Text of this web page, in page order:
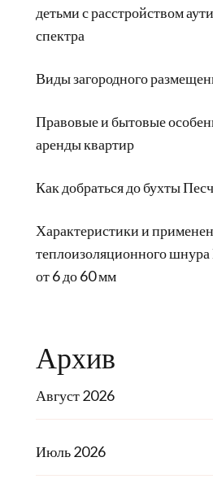
детьми с расстройством
спектра
Виды загородного
Правовые и бытовые
аренды квартир
Как добраться до бухты
Характеристики и
теплоизоляционного
от 6 до 60 мм
Архив
Август 2026
Июль 2026